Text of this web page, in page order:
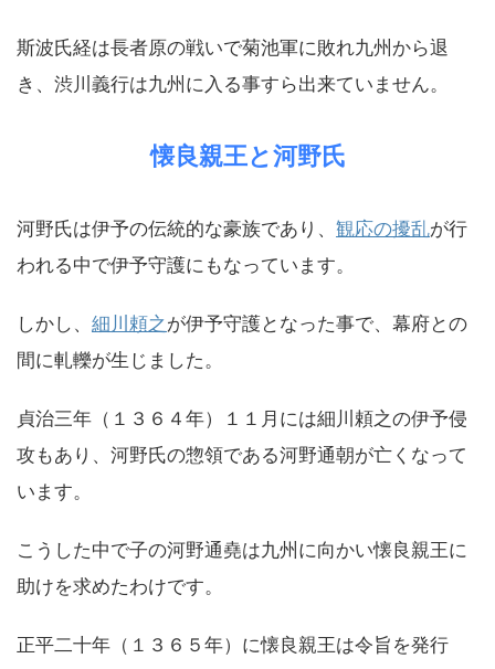
斯波氏経は長者原の戦いで菊池軍に敗れ九州から退
き、渋川義行は九州に入る事すら出来ていません。
懐良親王と河野氏
河野氏は伊予の伝統的な豪族であり、 観応の擾乱が行
われる中で伊予守護にもなっています。
しかし、 細川頼之が伊予守護となった事で、幕府との
間に軋轢が生じました。
貞治三年（１３６４年）１１月には細川頼之の伊予侵
攻もあり、河野氏の惣領である河野通朝が亡くなって
います。
こうした中で子の河野通堯は九州に向かい懐良親王に
助けを求めたわけです。
正平二十年（１３６５年）に懐良親王は令旨を発行